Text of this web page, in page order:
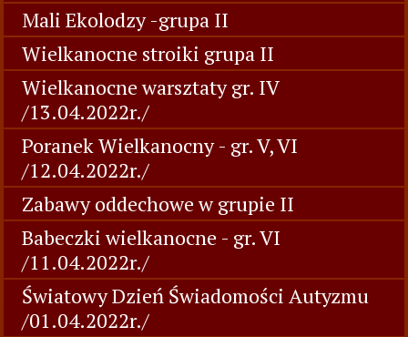
Mali Ekolodzy -grupa II
Wielkanocne stroiki grupa II
Wielkanocne warsztaty gr. IV
/13.04.2022r./
Poranek Wielkanocny - gr. V, VI
/12.04.2022r./
Zabawy oddechowe w grupie II
Babeczki wielkanocne - gr. VI
/11.04.2022r./
Światowy Dzień Świadomości Autyzmu
/01.04.2022r./